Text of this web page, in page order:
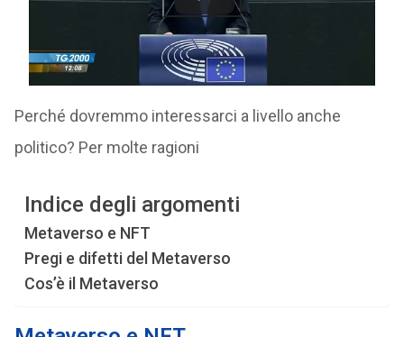
Perché dovremmo interessarci a livello anche
politico? Per molte ragioni
Indice degli argomenti
Metaverso e NFT
Pregi e difetti del Metaverso
Cos’è il Metaverso